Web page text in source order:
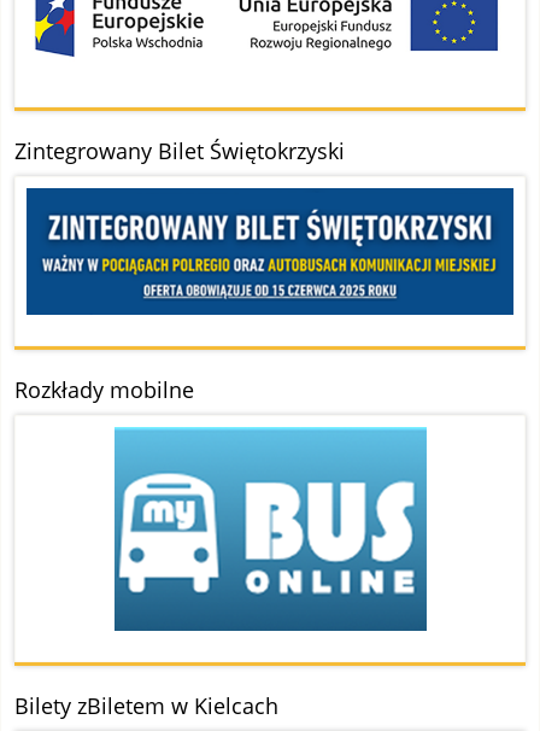
Zintegrowany Bilet Świętokrzyski
Rozkłady mobilne
Bilety zBiletem w Kielcach